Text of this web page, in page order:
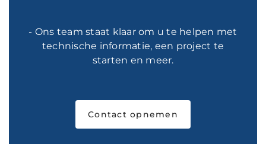
- Ons team staat klaar om u te helpen met
technische informatie, een project te
starten en meer.
Contact opnemen